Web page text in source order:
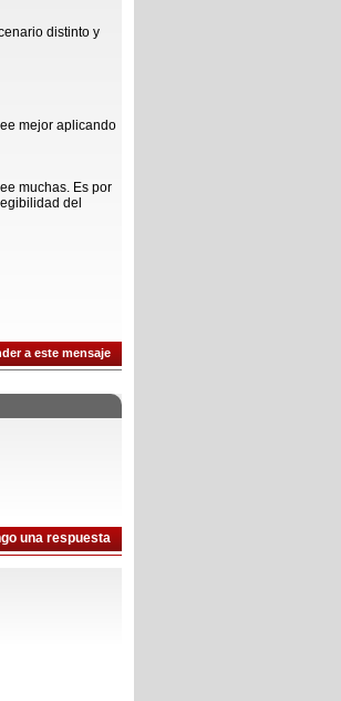
distinto y
mejor aplicando
muchas. Es por
del
a este mensaje
una respuesta